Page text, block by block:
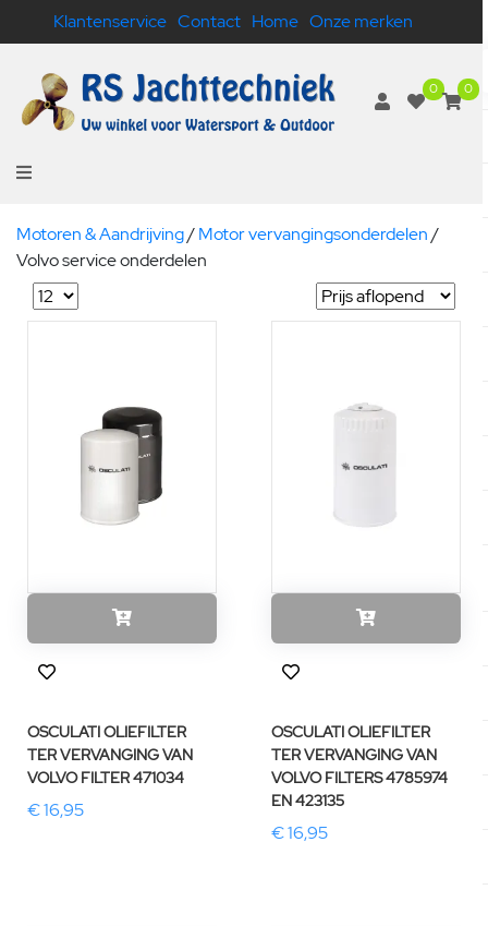
Klantenservice Contact Home Onze merken
0 0
Motoren & Aandrijving/Motor vervangingsonderdelen/
Volvo service onderdelen
OSCULATI OLIEFILTER
TER VERVANGING VAN
VOLVO FILTER 471034
€ 16,95
OSCULATI OLIEFILTER
TER VERVANGING VAN
VOLVO FILTERS 4785974
EN 423135
€ 16,95